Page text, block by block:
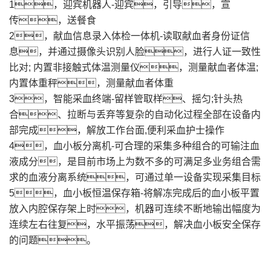
智能采血设备
1，迎宾机器人-迎宾，引导，宣
传，送餐食
2，献血信息录入体检一体机-读取献血者身份证信
息，并通过摄像头识别人脸，进行人证一致性
比对; 内置非接触式体温测量仪，测量献血者体温;
内置体重秤，测量献血者体重
3，智能采血终端-留样管取样、摇匀;针头热
合、拉断与丢弃等复杂的自动化过程全部在设备内
部完成，解放工作台面,便利采血护士操作
4，血小板分离机-可合理的采集多种组合的可输注血
液成分，是目前市场上为数不多的可满足多业务组合需
求的血液分离系统，可通过单一设备实现采集目标
5，血小板恒温保存箱-将解冻完成后的血小板平置
放入内腔保存架上时，机器可连续不断地输出幅度为